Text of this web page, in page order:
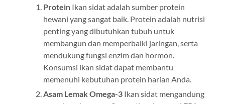
ProteinIkan sidat adalah sumber protein
hewani yang sangat baik. Protein adalah nutrisi
penting yang dibutuhkan tubuh untuk
membangun dan memperbaiki jaringan, serta
mendukung fungsi enzim dan hormon.
Konsumsi ikan sidat dapat membantu
memenuhi kebutuhan protein harian Anda.
Asam Lemak Omega-3Ikan sidat mengandung